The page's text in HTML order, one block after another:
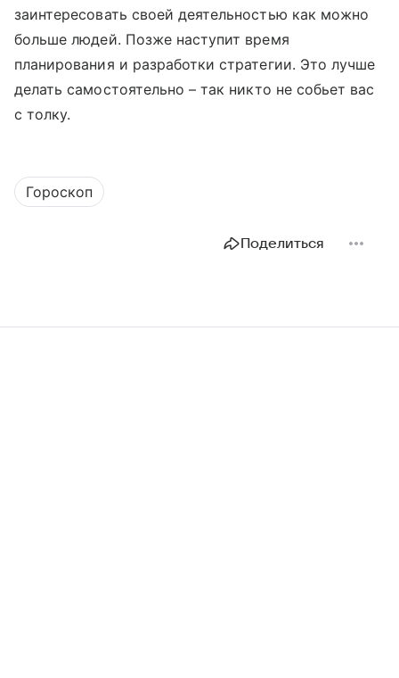
заинтересовать своей деятельностью как можно
больше людей. Позже наступит время
планирования и разработки стратегии. Это лучше
делать самостоятельно– так никто не собьет вас
с толку.
Гороскоп
Поделиться